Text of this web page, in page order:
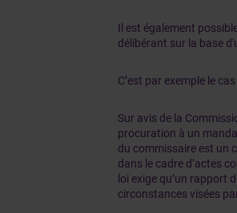
Il est également
délibérant sur la base
C’est par exemple le
Sur avis de la
procuration à un
du commissaire est un
dans le cadre d’actes
loi exige qu’un rapport
circonstances visées